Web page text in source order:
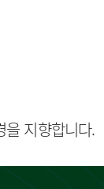
지향합니다.